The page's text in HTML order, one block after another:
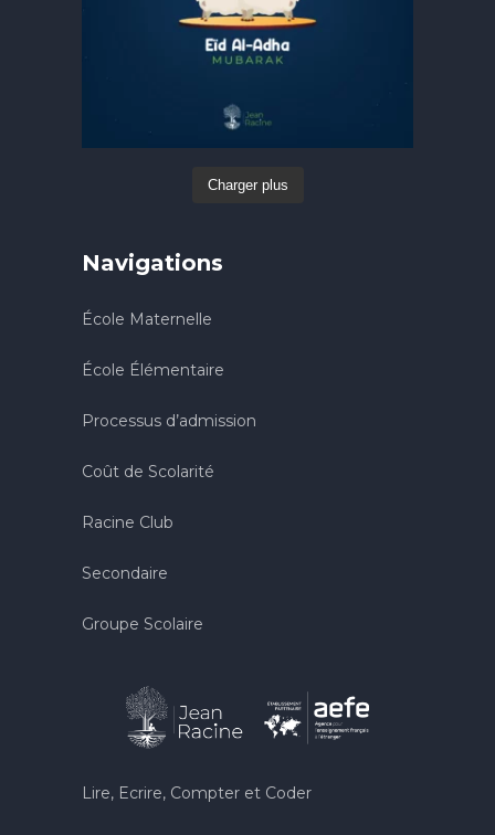
Charger plus
Navigations
École Maternelle
École Élémentaire
Processus d’admission
Coût de Scolarité
Racine Club
Secondaire
Groupe Scolaire
Lire, Ecrire, Compter et Coder